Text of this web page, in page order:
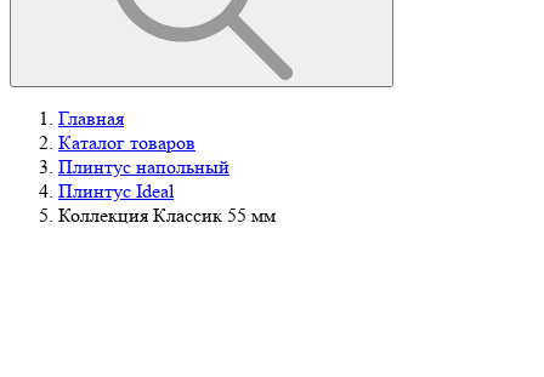
Главная
Каталог товаров
Плинтус напольный
Плинтус Ideal
Коллекция Классик 55 мм